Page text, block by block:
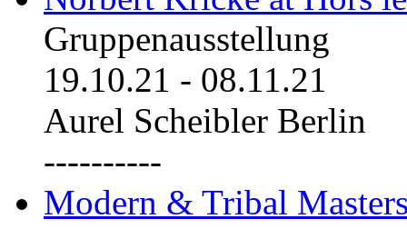
Gruppenausstellung
19.10.21 - 08.11.21
Aurel Scheibler Berlin
----------
Modern & Tribal